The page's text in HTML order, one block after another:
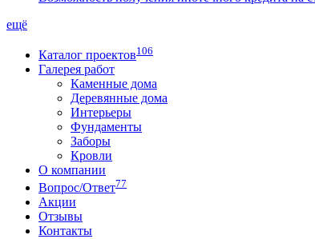
ещё
Каталог проектов106
Галерея работ
Каменные дома
Деревянные дома
Интерьеры
Фундаменты
Заборы
Кровли
О компании
Вопрос/Ответ77
Акции
Отзывы
Контакты